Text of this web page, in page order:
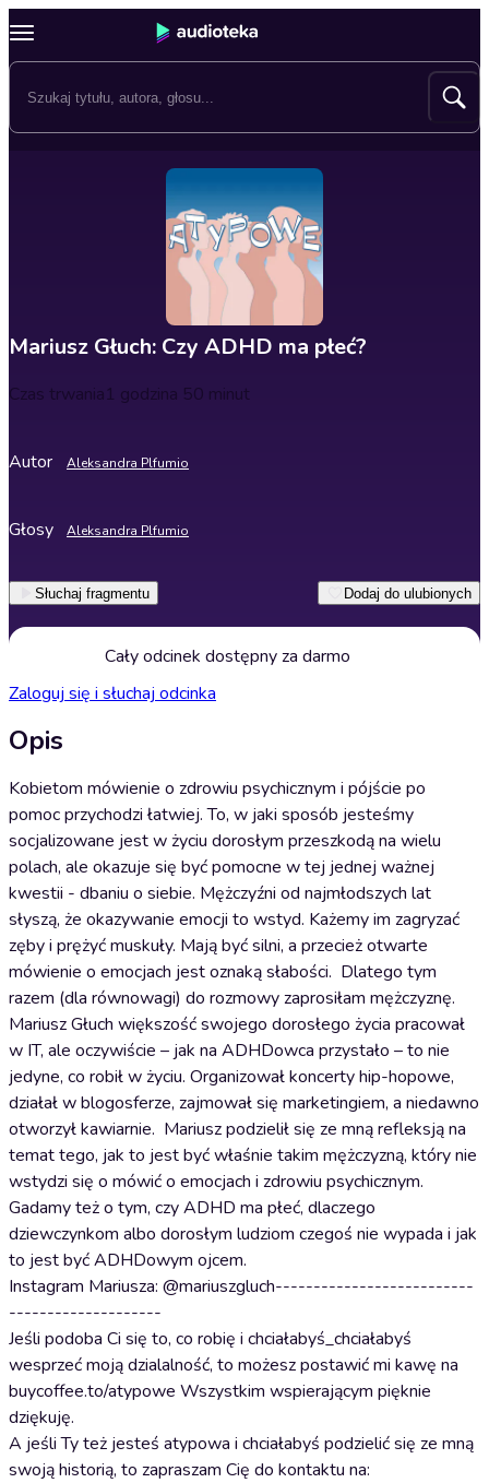
Mariusz Głuch: Czy ADHD ma płeć?
Czas trwania1 godzina 50 minut
Autor Aleksandra Plfumio
Głosy Aleksandra Plfumio
Słuchaj fragmentu Dodaj do ulubionych
Cały odcinek dostępny za darmo
Zaloguj się i słuchaj odcinka
Opis
Kobietom mówienie o zdrowiu psychicznym i pójście po
pomoc przychodzi łatwiej. To, w jaki sposób jesteśmy
socjalizowane jest w życiu dorosłym przeszkodą na wielu
polach, ale okazuje się być pomocne w tej jednej ważnej
kwestii - dbaniu o siebie. Mężczyźni od najmłodszych lat
słyszą, że okazywanie emocji to wstyd. Każemy im zagryzać
zęby i prężyć muskuły. Mają być silni, a przecież otwarte
mówienie o emocjach jest oznaką słabości. Dlatego tym
razem (dla równowagi) do rozmowy zaprosiłam mężczyznę.
Mariusz Głuch większość swojego dorosłego życia pracował
w IT, ale oczywiście – jak na ADHDowca przystało – to nie
jedyne, co robił w życiu. Organizował koncerty hip-hopowe,
działał w blogosferze, zajmował się marketingiem, a niedawno
otworzył kawiarnie. Mariusz podzielił się ze mną refleksją na
temat tego, jak to jest być właśnie takim mężczyzną, który nie
wstydzi się o mówić o emocjach i zdrowiu psychicznym.
Gadamy też o tym, czy ADHD ma płeć, dlaczego
dziewczynkom albo dorosłym ludziom czegoś nie wypada i jak
to jest być ADHDowym ojcem.
Instagram Mariusza: @mariuszgluch--------------------------
--------------------
Jeśli podoba Ci się to, co robię i chciałabyś_chciałabyś
wesprzeć moją dzialalność, to możesz postawić mi kawę na
buycoffee.to/atypowe Wszystkim wspierającym pięknie
dziękuję.
A jeśli Ty też jesteś atypowa i chciałabyś podzielić się ze mną
swoją historią, to zapraszam Cię do kontaktu na: